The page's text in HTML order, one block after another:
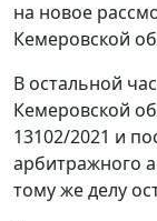
на новое
Кемеровской
В остальной
Кемеровской
13102/2021 и
арбитражного
тому же делу